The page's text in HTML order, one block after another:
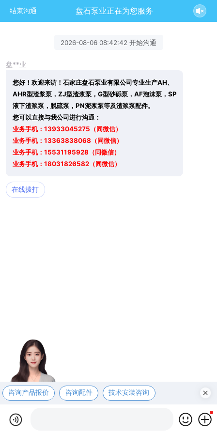
结束沟通 盘石泵业正在为您服务
2026-08-06 08:42:42 开始沟通
盘**业
您好！欢迎来访！石家庄盘石泵业有限公司专业生产AH、
AHR型渣浆泵，ZJ型渣浆泵，G型砂砾泵，AF泡沫泵，SP
液下渣浆泵，脱硫泵，PN泥浆泵等及渣浆泵配件。
您可以直接与我公司进行沟通：
业务手机：13933045275（同微信）
业务手机：13363838068（同微信）
业务手机：15531195928（同微信）
业务手机：18031826582（同微信）
在线拨打
咨询产品报价 咨询配件 技术安装咨询